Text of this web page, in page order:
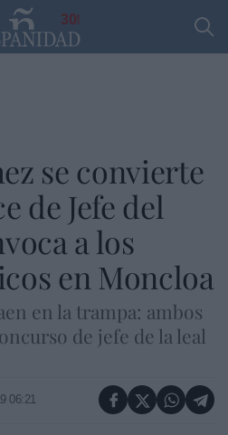
30
se convierte
de Jefe del
a los
en Moncloa
en la trampa: ambos
de jefe de la leal
06:21